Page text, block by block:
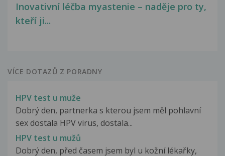
Inovativní léčba myastenie – naděje pro ty,
kteří ji...
VÍCE DOTAZŮ Z PORADNY
HPV test u muže
Dobrý den, partnerka s kterou jsem měl pohlavní
sex dostala HPV virus, dostala...
HPV test u mužů
Dobrý den, před časem jsem byl u kožní lékařky,